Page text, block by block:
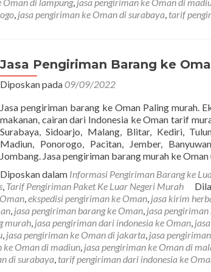
, jasa pengiriman ke Oman di surabaya, tarif
Jasa Pengiriman Barang ke
Diposkan pada09/09/2022
Jasa pengiriman barang ke Oman Paling murah.
makanan, cairan dari Indonesia ke Oman tarif
Surabaya, Sidoarjo, Malang, Blitar, Kediri,
Madiun, Ponorogo, Pacitan, Jember,
Jombang. Jasa pengiriman barang murah ke
Diposkan dalam Informasi Pengiriman Barang ke
, Tarif Pengiriman Paket Ke Luar Negeri Murah
,ekspedisi pengiriman ke Oman, jasa kirim
, jasa pengiriman barang ke Oman, jasa
murah, jasa pengiriman dari indonesia ke Oman,
, jasa pengiriman ke Oman di jakarta, jasa
ke Oman di madiun, jasa pengiriman ke Oman di
di surabaya, tarif pengiriman dari indonesia ke